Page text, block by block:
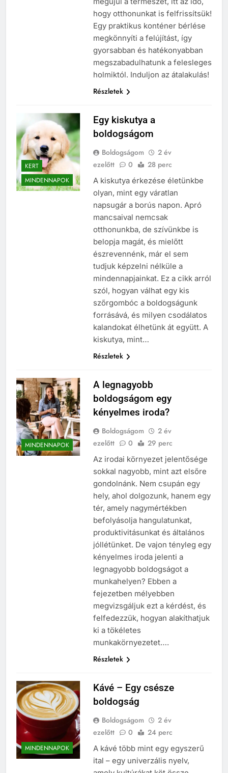
hogy otthonunkat is felfrissítsük!
Egy praktikus konténer bérlése
megkönnyíti a felújítást, így
gyorsabban és hatékonyabban
megszabadulhatunk a felesleges
holmiktól. Induljon az átalakulás!
Részletek
KERT
MINDENNAPOK
Egy kiskutya a
boldogságom
Boldogságom
2 év
ezelőtt
0 28 perc
A kiskutya érkezése életünkbe
olyan, mint egy váratlan
napsugár a borús napon. Apró
mancsaival nemcsak
otthonunkba, de szívünkbe is
belopja magát, és mielőtt
észrevennénk, már el sem
tudjuk képzelni nélküle a
mindennapjainkat. Ez a cikk arról
szól, hogyan válhat egy kis
szőrgombóc a boldogságunk
forrásává, és milyen csodálatos
kalandokat élhetünk át együtt. A
kiskutya, mint…
Részletek
MINDENNAPOK
A legnagyobb
boldogságom egy
kényelmes iroda?
Boldogságom
2 év
ezelőtt
0 29 perc
Az irodai környezet jelentősége
sokkal nagyobb, mint azt elsőre
gondolnánk. Nem csupán egy
hely, ahol dolgozunk, hanem egy
tér, amely nagymértékben
befolyásolja hangulatunkat,
produktivitásunkat és általános
jóllétünket. De vajon tényleg egy
kényelmes iroda jelenti a
legnagyobb boldogságot a
munkahelyen? Ebben a
fejezetben mélyebben
megvizsgáljuk ezt a kérdést, és
felfedezzük, hogyan alakíthatjuk
ki a tökéletes
munkakörnyezetet….
Részletek
MINDENNAPOK
Kávé – Egy csésze
boldogság
Boldogságom
2 év
ezelőtt
0 24 perc
A kávé több mint egy egyszerű
ital – egy univerzális nyelv,